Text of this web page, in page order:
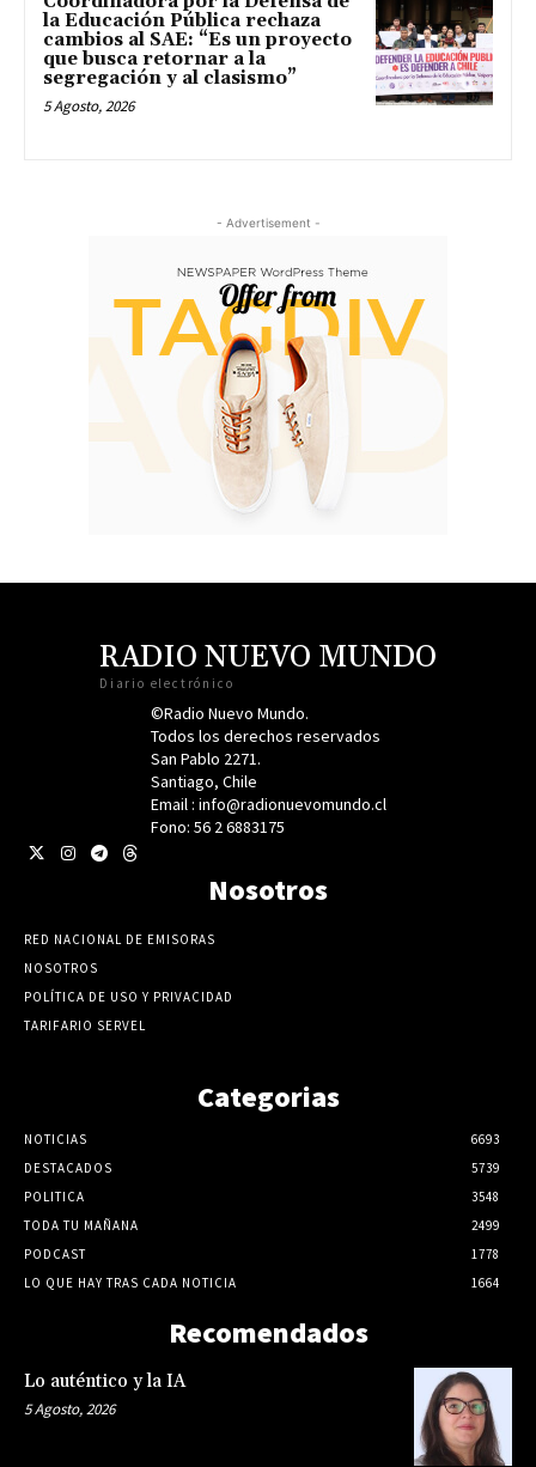
la Educación Pública rechaza
cambios al SAE: “Es un proyecto
que busca retornar a la
segregación y al clasismo”
5 Agosto, 2026
- Advertisement -
RADIO NUEVO MUNDO
Diario electrónico
©Radio Nuevo Mundo.
Todos los derechos reservados
San Pablo 2271.
Santiago, Chile
Email : info@radionuevomundo.cl
Fono: 56 2 6883175
Nosotros
RED NACIONAL DE EMISORAS
NOSOTROS
POLÍTICA DE USO Y PRIVACIDAD
TARIFARIO SERVEL
Categorias
NOTICIAS
6693
DESTACADOS
5739
POLITICA
3548
TODA TU MAÑANA
2499
PODCAST
1778
LO QUE HAY TRAS CADA NOTICIA
1664
Recomendados
Lo auténtico y la IA
5 Agosto, 2026